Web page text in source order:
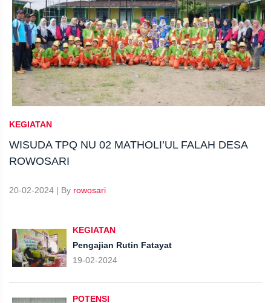
KEGIATAN
WISUDA TPQ NU 02 MATHOLI’UL FALAH DESA
ROWOSARI
20-02-2024 | By rowosari
KEGIATAN
Pengajian Rutin Fatayat
19-02-2024
POTENSI